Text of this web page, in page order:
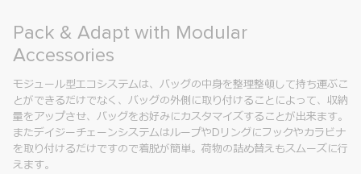
Pack & Adapt with Modular
Accessories
モジュール型エコシステムは、バッグの中身を整理整頓して持ち運ぶこ
とができるだけでなく、バッグの外側に取り付けることによって、収納
量をアップさせ、バッグをお好みにカスタマイズすることが出来ます。
またデイジーチェーンシステムはループやDリングにフックやカラビナ
を取り付けるだけですので着脱が簡単。荷物の詰め替えもスムーズに行
えます。